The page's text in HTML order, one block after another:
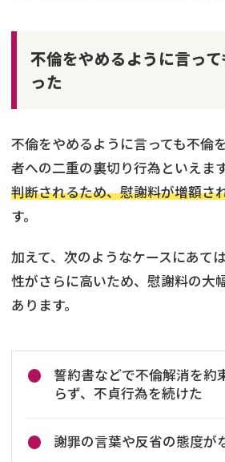
不倫をやめるように言っ
った
不倫をやめるように言っても不倫
者への二重の裏切り行為といえます
判断されるため、慰謝料が増額さ
す。
加えて、次のようなケースにあて
性がさらに高いため、慰謝料の大
あります。
誓約書などで不倫解消を約
らず、不貞行為を続けた
謝罪の言葉や反省の態度が